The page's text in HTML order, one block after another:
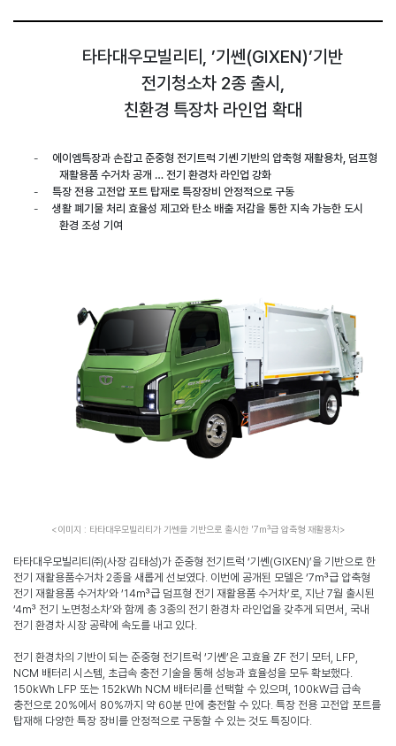
타타대우모빌리티 , ’기쎈(GIXEN)’기반
전기청소차2종 출시 ,
친환경 특장차 라인업 확대
- 에이엠특장과 손잡고 준중형 전기트럭 기쎈 기반의 압축형 재활용차, 덤프형
재활용품 수거차 공개 … 전기 환경차 라인업 강화
-
특장 전용 고전압 포트 탑재로 특장장비 안정적으로 구동
-
생활 폐기물 처리 효율성 제고와 탄소 배출 저감을 통한 지속 가능한 도시
환경 조성 기여
<이미지 : 타타대우모빌리티가 기쎈을 기반으로 출시한'7㎥급 압축형 재활용차>
타타대우모빌리티㈜(사장 김태성)가 준중형 전기트럭 ‘기쎈(GIXEN)’을 기반으로 한
전기 재활용품수거차 2종을 새롭게 선보였다 이번에 공개된 모델은 ‘7㎥급 압축형
전기 재활용품 수거차’와 ‘14㎥급 덤프형 전기 재활용품 수거차’ 로 지난 7월 출시된
‘4㎥ 전기 노면청소차’와 함께 총 3종의 전기 환경차 라인업을 갖추게 되면서
국내
전기 환경차 시장 공략에 속도를 내고 있다
전기 환경차의 기반이 되는 준중형 전기트럭 ‘기쎈’은 고효율 ZF 전기 모터 , LFP,
NCM 배터리 시스템 초급속 충전 기술을 통해 성능과 효율성을 모두 확보했다
150kWh LFP 또는 152kWh NCM 배터리를 선택할 수 있으며 , 100kW급 급속
충전으로 20%에서 80%까지 약 60분 만에 충전할 수 있다 특장 전용 고전압 포트를
탑재해 다양한 특장 장비를 안정적으로 구동할 수 있는 것도 특징이다